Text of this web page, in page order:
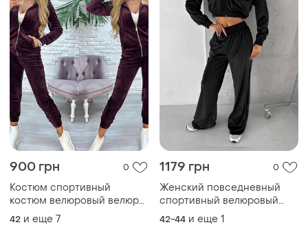
900 грн 0
Костюм спортивный
костюм велюровый велюр
костюм костюмчик из
велюра велюровый костюм
розпродаж спортивний
костюм
42 и еще 7
1179 грн
Женский повседневный
спортивный велюровый
костюм, женский костюм из
велюра